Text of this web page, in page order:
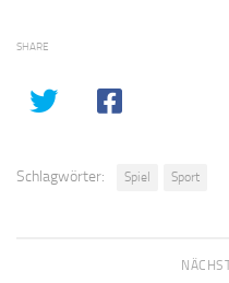
SHARE
Schlagwörter: Spiel Sport